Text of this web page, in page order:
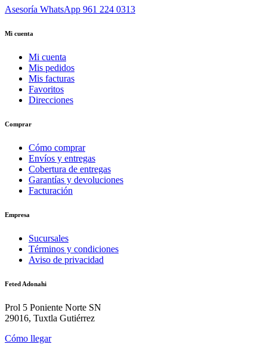
Asesoría WhatsApp 961 224 0313
Mi cuenta
Mi cuenta
Mis pedidos
Mis facturas
Favoritos
Direcciones
Comprar
Cómo comprar
Envíos y entregas
Cobertura de entregas
Garantías y devoluciones
Facturación
Empresa
Sucursales
Términos y condiciones
Aviso de privacidad
Feted Adonahi
Prol 5 Poniente Norte SN
29016, Tuxtla Gutiérrez
Cómo llegar